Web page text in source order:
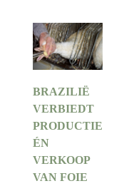
BRAZILIË
VERBIEDT
PRODUCTIE
ÉN
VERKOOP
VAN FOIE